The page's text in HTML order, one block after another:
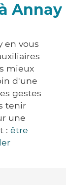
Annay
en vous
mieux
d'une
gestes
tenir
une
: être